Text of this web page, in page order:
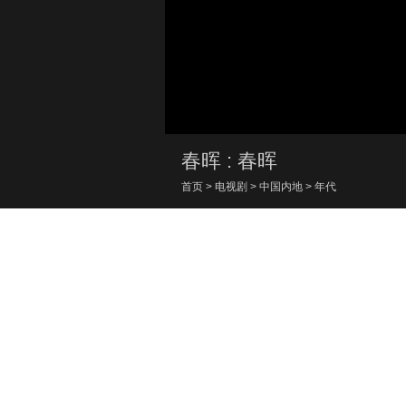
春晖 : 春晖
首页 > 电视剧 > 中国内地 > 年代